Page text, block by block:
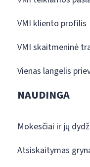
VMI kliento profilis
VMI skaitmeninė
Vienas langelis
NAUDINGA
Mokesčiai ir jų
Atsiskaitymas